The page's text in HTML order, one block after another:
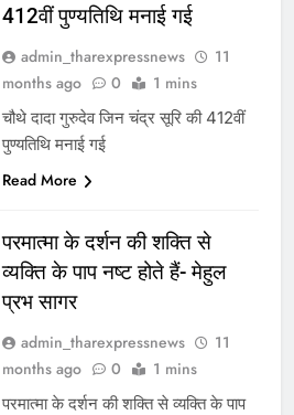
412वीं पुण्यतिथि मनाई गई
admin_tharexpressnews
11
months ago
0 1 mins
चौथे दादा गुरुदेव जिन चंद्र सूरि की 412वीं
पुण्यतिथि मनाई गई
Read More
परमात्मा के दर्शन की शक्ति से
व्यक्ति के पाप नष्ट होते हैं- मेहुल
प्रभ सागर
admin_tharexpressnews
11
months ago
0 1 mins
परमात्मा के दर्शन की शक्ति से व्यक्ति के पाप